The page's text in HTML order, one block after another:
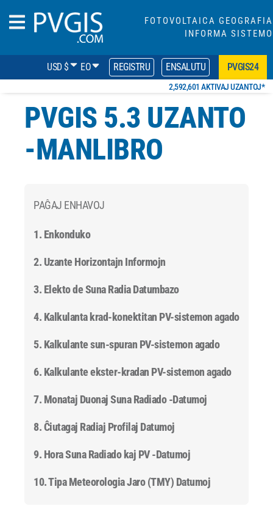
FOTOVOLTAICA GEOGRAFIA
INFORMA SISTEMO
USD $ EO REGISTRU ENSALUTU PVGIS24
2,592,601 AKTIVAJ UZANTOJ*
PVGIS 5.3 UZANTO
-MANLIBRO
PAĜAJ ENHAVOJ
1. Enkonduko
2. Uzante Horizontajn Informojn
3. Elekto de Suna Radia Datumbazo
4. Kalkulanta krad-konektitan PV-sistemonagado
5. Kalkulante sun-spuran PV-sistemonagado
6. Kalkulante ekster-kradan PV-sistemonagado
7. Monataj Duonaj Suna Radiado -Datumoj
8. Ĉiutagaj Radiaj Profilaj Datumoj
9. Hora Suna Radiado kaj PV -Datumoj
10. Tipa Meteorologia Jaro (TMY) Datumoj